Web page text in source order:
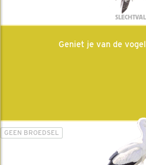
Geniet je van de
GEEN BROEDSEL